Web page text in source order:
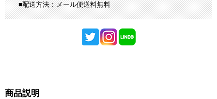
■配送方法：メール便送料無料
商品説明